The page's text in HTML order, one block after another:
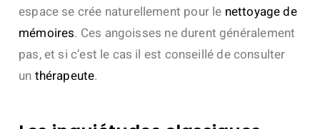
espace se crée naturellement pour le nettoyage de
mémoires. Ces angoisses ne durent généralement
pas, et si c’est le cas il est conseillé de consulter
un thérapeute.